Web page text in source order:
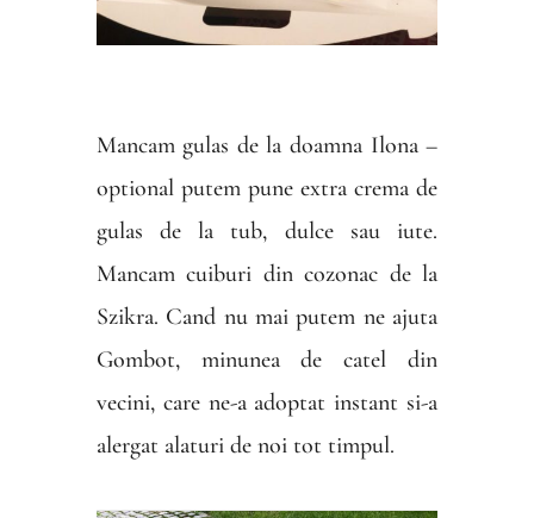
Mancam gulas de la doamna Ilona –
optional putem pune extra crema de
gulas de la tub, dulce sau iute.
Mancam cuiburi din cozonac de la
Szikra. Cand nu mai putem ne ajuta
Gombot, minunea de catel din
vecini, care ne-a adoptat instant si-a
alergat alaturi de noi tot timpul.